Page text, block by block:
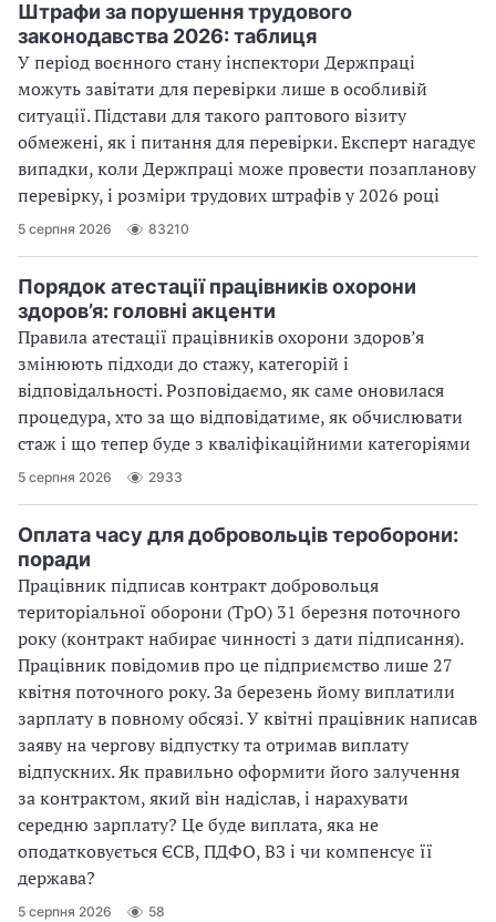
Штрафи за порушення трудового
законодавства 2026: таблиця
У період воєнного стану інспектори Держпраці
можуть завітати для перевірки лише в особливій
ситуації. Підстави для такого раптового візиту
обмежені, як і питання для перевірки. Експерт нагадує
випадки, коли Держпраці може провести позапланову
перевірку, і розміри трудових штрафів у 2026 році
5 серпня 2026 83210
Порядок атестації працівників охорони
здоров’я: головні акценти
Правила атестації працівників охорони здоров’я
змінюють підходи до стажу, категорій і
відповідальності. Розповідаємо, як саме оновилася
процедура, хто за що відповідатиме, як обчислювати
стаж і що тепер буде з кваліфікаційними категоріями
5 серпня 2026 2933
Оплата часу для добровольців тероборони:
поради
Працівник підписав контракт добровольця
територіальної оборони (ТрО) 31 березня поточного
року (контракт набирає чинності з дати підписання).
Працівник повідомив про це підприємство лише 27
квітня поточного року. За березень йому виплатили
зарплату в повному обсязі. У квітні працівник написав
заяву на чергову відпустку та отримав виплату
відпускних. Як правильно оформити його залучення
за контрактом, який він надіслав, і нарахувати
середню зарплату? Це буде виплата, яка не
оподатковується ЄСВ, ПДФО, ВЗ і чи компенсує її
держава?
5 серпня 2026 58